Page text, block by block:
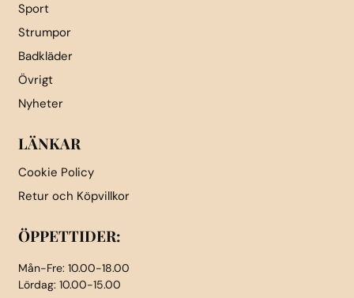
Sport
Strumpor
Badkläder
Övrigt
Nyheter
LÄNKAR
Cookie Policy
Retur och Köpvillkor
ÖPPETTIDER:
Mån-Fre: 10.00-18.00
Lördag: 10.00-15.00